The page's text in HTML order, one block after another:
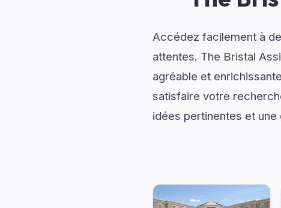
Accédez facilement à
attentes. The Bristal
agréable et
satisfaire votre
idées pertinentes et